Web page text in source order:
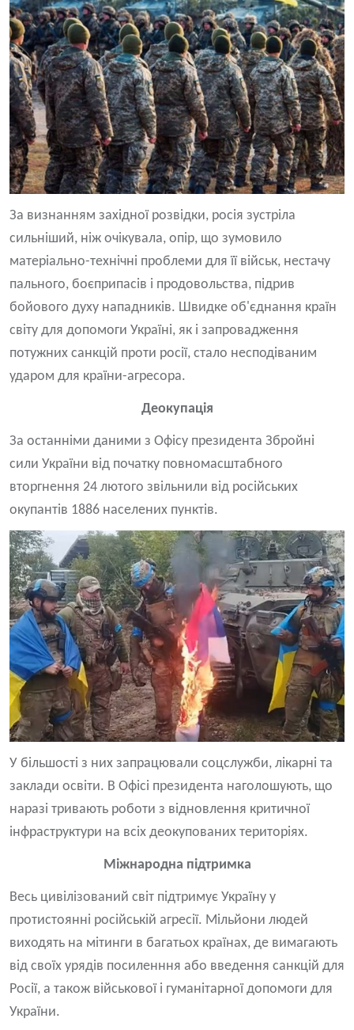
За визнанням західної розвідки, росія зустріла
сильніший, ніж очікувала, опір, що зумовило
матеріально-технічні проблеми для її військ, нестачу
пального, боєприпасів і продовольства, підрив
бойового духу нападників. Швидке об'єднання країн
світу для допомоги Україні, як і запровадження
потужних санкцій проти росії, стало несподіваним
ударом для країни-агресора.
Деокупація
За останніми даними з Офісу президента Збройні
сили України від початку повномасштабного
вторгнення 24 лютого звільнили від російських
окупантів 1886 населених пунктів.
У більшості з них запрацювали соцслужби, лікарні та
заклади освіти. В Офісі президента наголошують, що
наразі тривають роботи з відновлення критичної
інфраструктури на всіх деокупованих територіях.
Міжнародна підтримка
Весь цивілізований світ підтримує Україну у
протистоянні російській агресії. Мільйони людей
виходять на мітинги в багатьох країнах, де вимагають
від своїх урядів посиленння або введення санкцій для
Росії, а також військової і гуманітарної допомоги для
України.